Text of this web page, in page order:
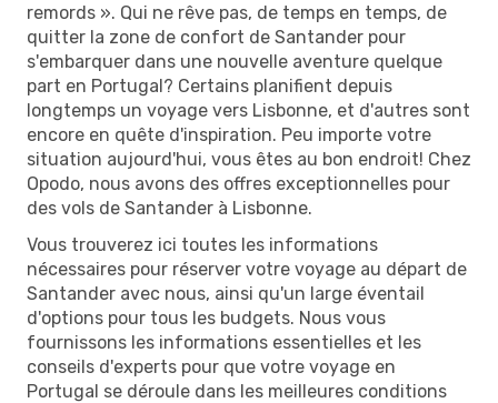
remords ». Qui ne rêve pas, de temps en temps, de
quitter la zone de confort de Santander pour
s'embarquer dans une nouvelle aventure quelque
part en Portugal? Certains planifient depuis
longtemps un voyage vers Lisbonne, et d'autres sont
encore en quête d'inspiration. Peu importe votre
situation aujourd'hui, vous êtes au bon endroit! Chez
Opodo, nous avons des offres exceptionnelles pour
des vols de Santander à Lisbonne.
Vous trouverez ici toutes les informations
nécessaires pour réserver votre voyage au départ de
Santander avec nous, ainsi qu'un large éventail
d'options pour tous les budgets. Nous vous
fournissons les informations essentielles et les
conseils d'experts pour que votre voyage en
Portugal se déroule dans les meilleures conditions